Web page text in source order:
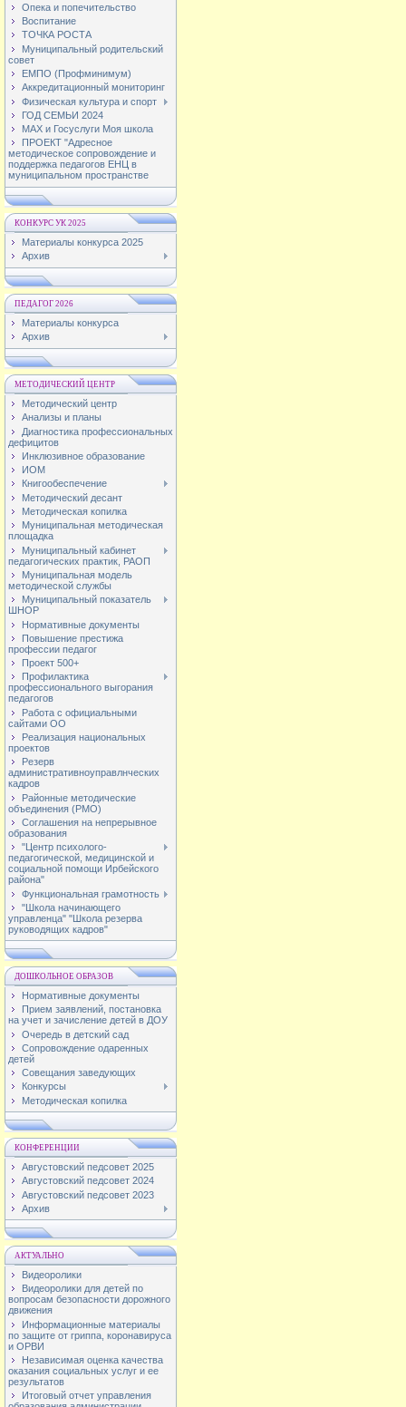
Опека и попечительство
Воспитание
ТОЧКА РОСТА
Муниципальный родительский
совет
ЕМПО (Профминимум)
Аккредитационный мониторинг
Физическая культура и спорт
ГОД СЕМЬИ 2024
МАХ и Госуслуги Моя школа
ПРОЕКТ "Адресное
методическое сопровождение и
поддержка педагогов ЕНЦ в
муниципальном пространстве
КОНКУРС УК 2025
Материалы конкурса 2025
Архив
ПЕДАГОГ 2026
Материалы конкурса
Архив
МЕТОДИЧЕСКИЙ ЦЕНТР
Методический центр
Анализы и планы
Диагностика профессиональных
дефицитов
Инклюзивное образование
ИОМ
Книгообеспечение
Методический десант
Методическая копилка
Муниципальная методическая
площадка
Муниципальный кабинет
педагогических практик, РАОП
Муниципальная модель
методической службы
Муниципальный показатель
ШНОР
Нормативные документы
Повышение престижа
профессии педагог
Проект 500+
Профилактика
профессионального выгорания
педагогов
Работа с официальными
сайтами ОО
Реализация национальных
проектов
Резерв
административноуправлнческих
кадров
Районные методические
объединения (РМО)
Соглашения на непрерывное
образования
"Центр психолого-
педагогической, медицинской и
социальной помощи Ирбейского
района"
Функциональная грамотность
"Школа начинающего
управленца" "Школа резерва
руководящих кадров"
ДОШКОЛЬНОЕ ОБРАЗОВ
Нормативные документы
Прием заявлений, постановка
на учет и зачисление детей в ДОУ
Очередь в детский сад
Сопровождение одаренных
детей
Совещания заведующих
Конкурсы
Методическая копилка
КОНФЕРЕНЦИИ
Августовский педсовет 2025
Августовский педсовет 2024
Августовский педсовет 2023
Архив
АКТУАЛЬНО
Видеоролики
Видеоролики для детей по
вопросам безопасности дорожного
движения
Информационные материалы
по защите от гриппа, коронавируса
и ОРВИ
Независимая оценка качества
оказания социальных услуг и ее
результатов
Итоговый отчет управления